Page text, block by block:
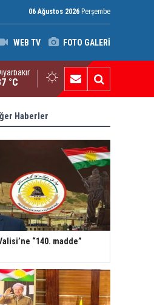
06 Ağustos 2026 Perşembe
WEB TV FOTO GALERİ
yasası uygulanacak
°C
Haberler
“140. madde”